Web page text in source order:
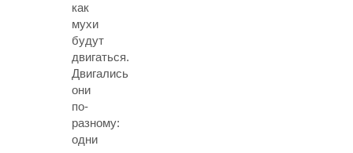
как
мухи
будут
двигаться.
Двигались
они
по-
разному:
одни